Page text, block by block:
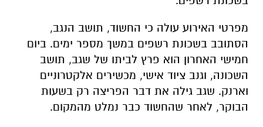
מפרטי האירוע עולה כי החשוד, תושב הנגב,
הסתובב בשכונת רשפים במשך מספר ימים. ביום
חמישי האחרון הוא פרץ לביתו של שגב, תושב
השכונה, וגנב ציוד אישי, מכשירים אלקטרוניים
וארנק. שגב גילה את דבר הפריצה רק בשעות
הבוקר, לאחר שהחשוד כבר נמלט מהמקום.